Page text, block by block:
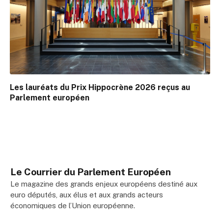
Les lauréats du Prix Hippocrène 2026 reçus au
Parlement européen
Le Courrier du Parlement Européen
Le magazine des grands enjeux européens destiné aux
euro députés, aux élus et aux grands acteurs
économiques de l’Union européenne.